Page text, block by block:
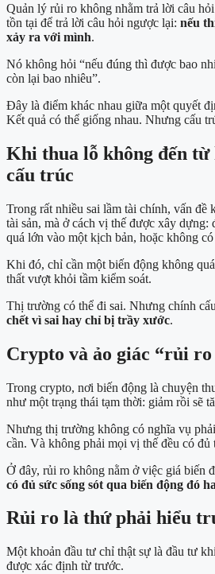
Quản lý rủi ro không nhằm trả lời câu
tồn tại để trả lời câu hỏi ngược lại: nếu
xảy ra với mình.
Nó không hỏi “nếu đúng thì được bao
còn lại bao nhiêu”.
Đây là điểm khác nhau giữa một quyết
Kết quả có thể giống nhau. Nhưng cấu
Khi thua lỗ không đến
cấu trúc
Trong rất nhiều sai lầm tài chính, vấn đề
tài sản, mà ở cách vị thế được xây dựng:
quá lớn vào một kịch bản, hoặc không
Khi đó, chỉ cần một biến động không
thất vượt khỏi tầm kiểm soát.
Thị trường có thể đi sai. Nhưng chính
chết vì sai hay chỉ bị trầy xước.
Crypto và ảo giác “rủi
Trong crypto, nơi biến động là chuyện
như một trạng thái tạm thời: giảm rồi sẽ
Nhưng thị trường không có nghĩa vụ
cần. Và không phải mọi vị thế đều có đủ
Ở đây, rủi ro không nằm ở việc giá biến
có đủ sức sống sót qua biến động đó
Rủi ro là thứ phải hiểu
Một khoản đầu tư chỉ thật sự là đầu tư
được xác định từ trước.